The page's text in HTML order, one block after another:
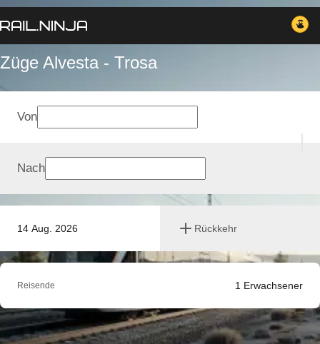
Züge Alvesta - Trosa
14 Aug. 2026 Rückkehr
Von
Nach
Reisende 1 Erwachsener